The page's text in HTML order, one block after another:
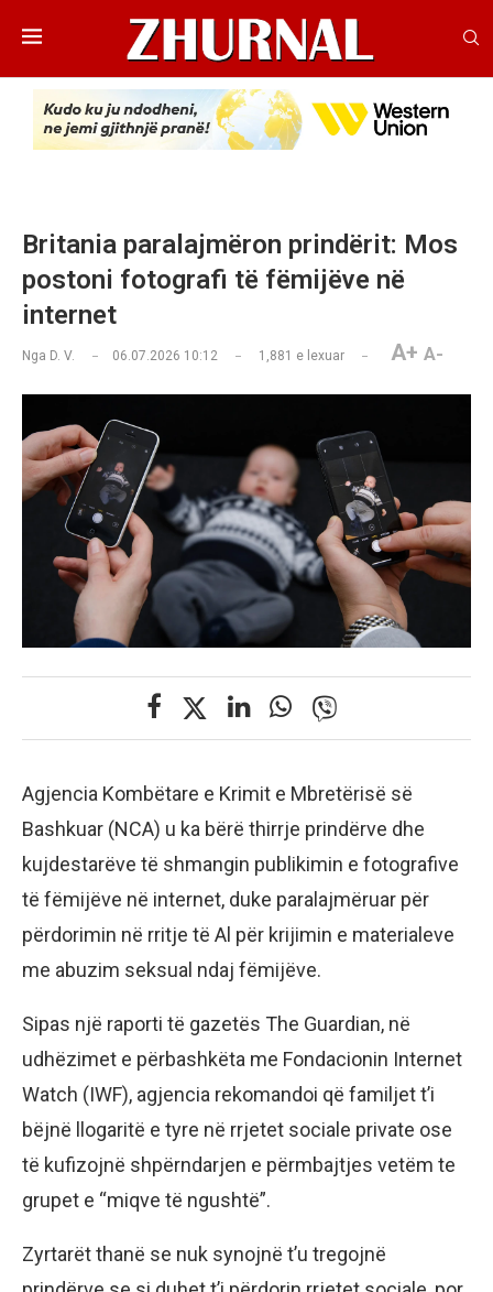
Britania paralajmëron prindërit: Mos
postoni fotografi të fëmijëve në
internet
Nga D. V. 06.07.2026 10:12 1,881 e lexuar A+ A-
Agjencia Kombëtare e Krimit e Mbretërisë së
Bashkuar (NCA) u ka bërë thirrje prindërve dhe
kujdestarëve të shmangin publikimin e fotografive
të fëmijëve në internet, duke paralajmëruar për
përdorimin në rritje të Al për krijimin e materialeve
me abuzim seksual ndaj fëmijëve.
Sipas një raporti të gazetës The Guardian, në
udhëzimet e përbashkëta me Fondacionin Internet
Watch (IWF), agjencia rekomandoi që familjet t’i
bëjnë llogaritë e tyre në rrjetet sociale private ose
të kufizojnë shpërndarjen e përmbajtjes vetëm te
grupet e “miqve të ngushtë”.
Zyrtarët thanë se nuk synojnë t’u tregojnë